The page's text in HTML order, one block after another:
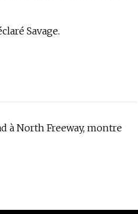
Savage.
à North Freeway, montre